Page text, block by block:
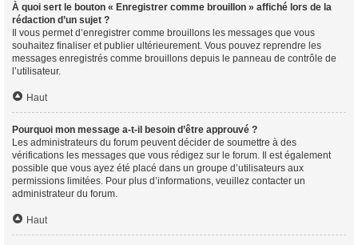
À quoi sert le bouton « Enregistrer comme brouillon » affiché lors de la
rédaction d’un sujet ?
Il vous permet d’enregistrer comme brouillons les messages que vous
souhaitez finaliser et publier ultérieurement. Vous pouvez reprendre les
messages enregistrés comme brouillons depuis le panneau de contrôle de
l’utilisateur.
Haut
Pourquoi mon message a-t-il besoin d’être approuvé ?
Les administrateurs du forum peuvent décider de soumettre à des
vérifications les messages que vous rédigez sur le forum. Il est également
possible que vous ayez été placé dans un groupe d’utilisateurs aux
permissions limitées. Pour plus d’informations, veuillez contacter un
administrateur du forum.
Haut